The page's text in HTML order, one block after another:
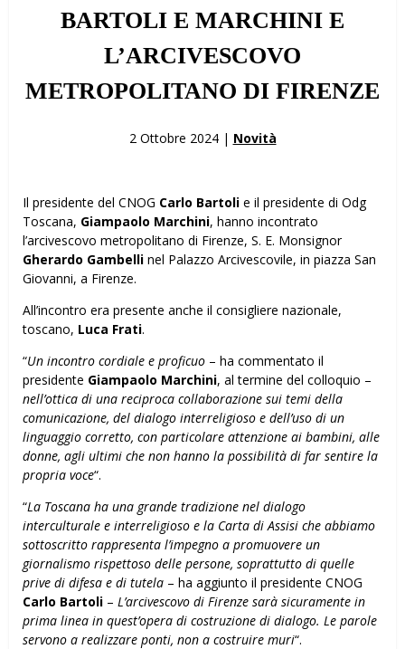
BARTOLI E MARCHINI E
L’ARCIVESCOVO
METROPOLITANO DI FIRENZE
2 Ottobre 2024 | Novità
Il presidente del CNOG Carlo Bartoli e il presidente di Odg
Toscana, Giampaolo Marchini, hanno incontrato
l’arcivescovo metropolitano di Firenze, S. E. Monsignor
Gherardo Gambelli nel Palazzo Arcivescovile, in piazza San
Giovanni, a Firenze.
All’incontro era presente anche il consigliere nazionale,
toscano, Luca Frati.
“Un incontro cordiale e proficuo – ha commentato il
presidente Giampaolo Marchini, al termine del colloquio –
nell’ottica di una reciproca collaborazione sui temi della
comunicazione, del dialogo interreligioso e dell’uso di un
linguaggio corretto, con particolare attenzione ai bambini, alle
donne, agli ultimi che non hanno la possibilità di far sentire la
propria voce“.
“La Toscana ha una grande tradizione nel dialogo
interculturale e interreligioso e la Carta di Assisi che abbiamo
sottoscritto rappresenta l’impegno a promuovere un
giornalismo rispettoso delle persone, soprattutto di quelle
prive di difesa e di tutela – ha aggiunto il presidente CNOG
Carlo Bartoli – L’arcivescovo di Firenze sarà sicuramente in
prima linea in quest’opera di costruzione di dialogo. Le parole
servono a realizzare ponti, non a costruire muri“.